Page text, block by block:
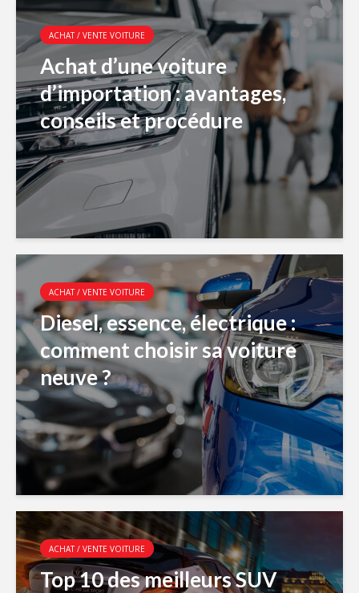
ACHAT / VENTE VOITURE
Achat d’une voiture
d’importation : avantages,
conseils et procédure
ACHAT / VENTE VOITURE
Diesel, essence, électrique :
comment choisir sa voiture
neuve ?
ACHAT / VENTE VOITURE
Top 10 des meilleurs SUV